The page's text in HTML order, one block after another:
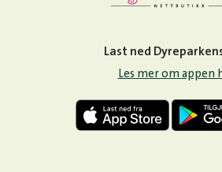
Last ned
Les mer om appen